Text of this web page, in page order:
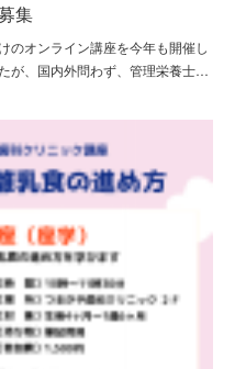
集
のオンライン講座を今年も開催し
が、国内外問わず、管理栄養士…